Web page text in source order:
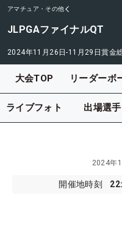
アマチュア・その他
JLPGAファイナルQT
2024年11月26日-11月29日賞金
大会TOP リーダーボ
ライブフォト 出場選手
開催地時刻
2024年